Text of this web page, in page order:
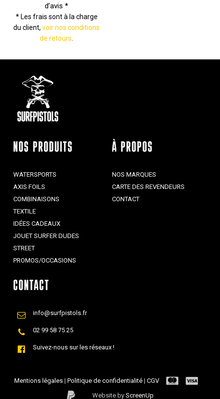
d’avis *
* Les frais sont à la charge
du client,voir nos conditions
de retours
NOS PRODUITS
WATERSPORTS
AXIS FOILS
COMBINAISONS
TEXTILE
IDÉES CADEAUX
JOUET SURFER DUDES
STREET
PROMOS/OCCASIONS
À PROPOS
NOS MARQUES
CARTE DES REVENDEURS
CONTACT
CONTACT
info@surfpistols.fr
02 99 58 75 25
Suivez-nous sur les réseaux !
Mentions légales|Politique de confidentialité|CGV
Website byScreenUp